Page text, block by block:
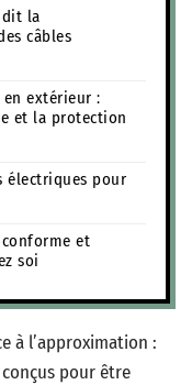
dit la
câbles
en extérieur :
et la protection
électriques pour
et
soi
à l’approximation :
pour être